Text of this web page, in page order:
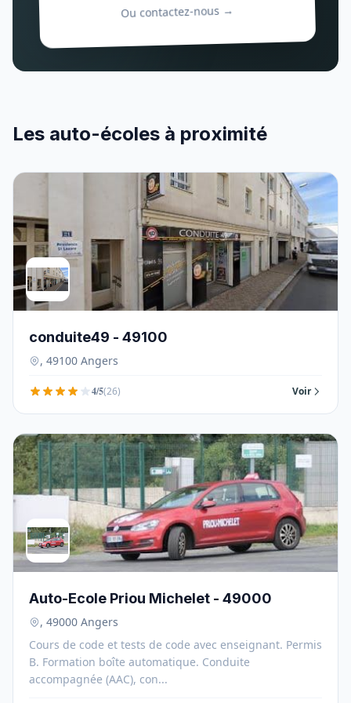
Ou contactez-nous →
Les auto-écoles à proximité
conduite49 - 49100
, 49100 Angers
4/5(26) Voir
Auto-Ecole Priou Michelet - 49000
, 49000 Angers
Cours de code et tests de code avec enseignant. Permis
B. Formation boîte automatique. Conduite
accompagnée (AAC), con...